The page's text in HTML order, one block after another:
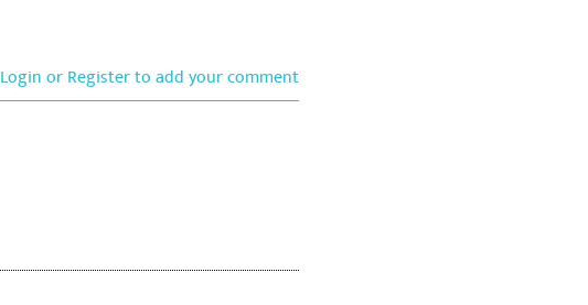
Login or Register to add your comment